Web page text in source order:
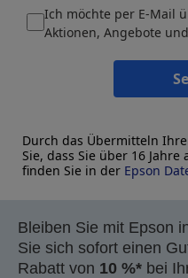
Ich möchte per E-Mail
Aktionen, Angebote
Durch das Übermitteln
Sie, dass Sie über 16
finden Sie in der Epson
Bleiben Sie mit Epson
Sie sich sofort einen
Rabatt von 10 %* bei